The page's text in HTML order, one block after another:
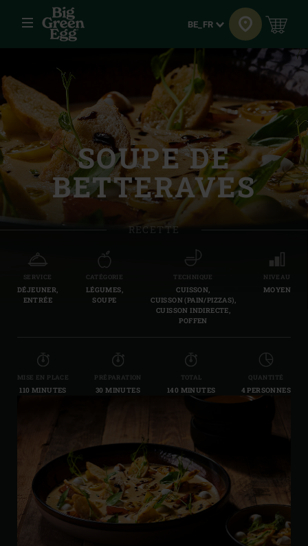
Menu Langue
BE_FR
SOUPE DE
BETTERAVES
RECETTE
SERVICE
DÉJEUNER,
ENTRÉE
CATÉGORIE
LÉGUMES,
SOUPE
TECHNIQUE
CUISSON,
CUISSON (PAIN/PIZZAS),
CUISSON INDIRECTE,
POFFEN
NIVEAU
MOYEN
MISE EN PLACE
110 MINUTES
PRÉPARATION
30 MINUTES
TOTAL
140 MINUTES
QUANTITÉ
4 PERSONNES